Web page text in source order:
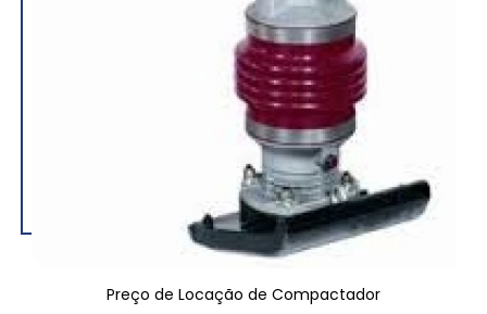
Preço de Locação de Compactador